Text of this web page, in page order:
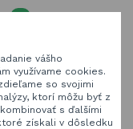
0
HĽADAŤ
vášho
využívame cookies.
so svojimi
ktorí môžu byť z
s ďalšími
získali v dôsledku